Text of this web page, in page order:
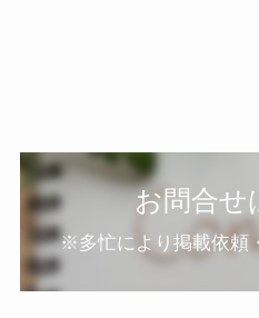
お問合せ
※多忙により掲載依頼